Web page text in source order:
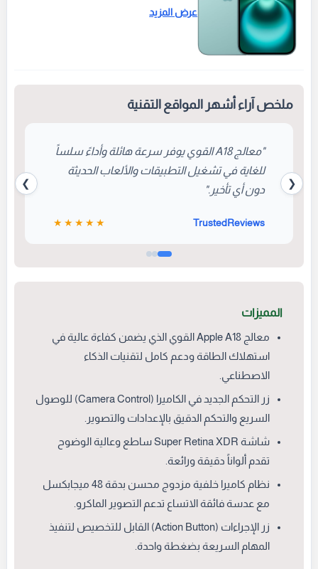
لالتقاط الصور والفيديوهات.
عرض المزيد
ملخص آراء أشهر المواقع التقنية
❮
"معالج A18 القوي يوفر سرعة هائلة وأداءً سلساً
للغاية في تشغيل التطبيقات والألعاب الحديثة
دون أي تأخير."
TrustedReviews
★★★★★
❯
المميزات
معالج Apple A18 القوي الذي يضمن كفاءة عالية في
استهلاك الطاقة ودعم كامل لتقنيات الذكاء
الاصطناعي.
زر التحكم الجديد في الكاميرا (Camera Control) للوصول
السريع والتحكم الدقيق بالإعدادات والتصوير.
شاشة Super Retina XDR ساطع وعالية الوضوح
تقدم ألواناً دقيقة ورائعة.
نظام كاميرا خلفية مزدوج محسن بدقة 48 ميجابكسل
مع عدسة فائقة الاتساع تدعم التصوير الماكرو.
زر الإجراءات (Action Button) القابل للتخصيص لتنفيذ
المهام السريعة بضغطة واحدة.